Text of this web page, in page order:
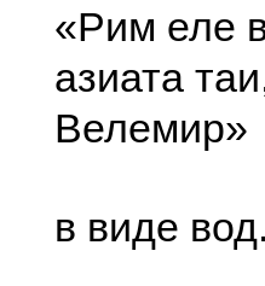
«Рим еле
азиата
Велемир»
в виде вод.